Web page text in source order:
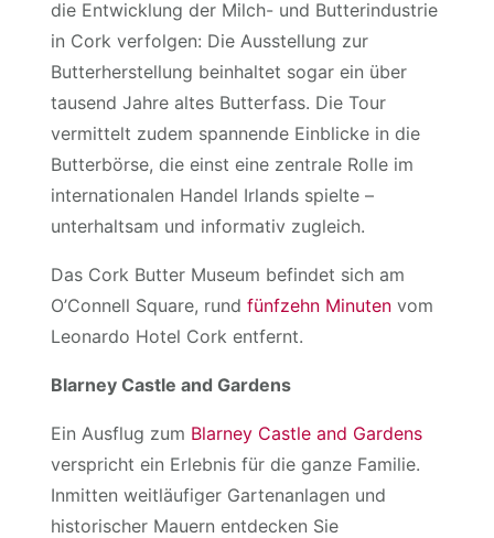
die Entwicklung der Milch- und Butterindustrie
in Cork verfolgen: Die Ausstellung zur
Butterherstellung beinhaltet sogar ein über
tausend Jahre altes Butterfass. Die Tour
vermittelt zudem spannende Einblicke in die
Butterbörse, die einst eine zentrale Rolle im
internationalen Handel Irlands spielte –
unterhaltsam und informativ zugleich.
Das Cork Butter Museum befindet sich am
O’Connell Square, rund fünfzehn Minutenvom
Leonardo Hotel Cork entfernt.
Blarney Castle and Gardens
Ein Ausflug zum Blarney Castle and Gardens
verspricht ein Erlebnis für die ganze Familie.
Inmitten weitläufiger Gartenanlagen und
historischer Mauern entdecken Sie